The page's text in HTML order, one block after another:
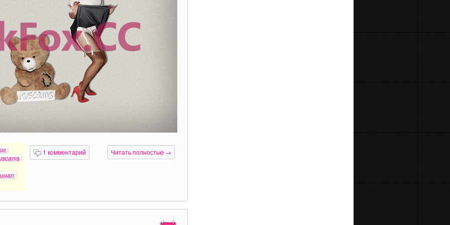
1 комментарий Читать полностью →